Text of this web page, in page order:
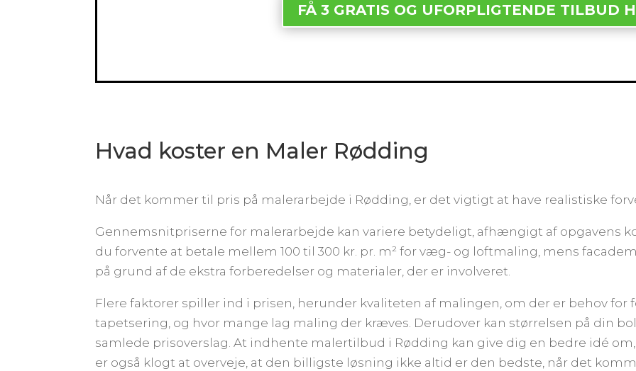
FÅ 3 GRATIS OG UFORPLIGTENDE TILBUD
Hvad koster en Maler Rødding
Når det kommer til pris på malerarbejde i Rødding, er det vigtigt at have realistiske
Gennemsnitpriserne for malerarbejde kan variere betydeligt, afhængigt af opgavens
du forvente at betale mellem 100 til 300 kr. pr. m² for væg- og loftmaling, mens
på grund af de ekstra forberedelser og materialer, der er involveret.
Flere faktorer spiller ind i prisen, herunder kvaliteten af malingen, om der er behov for
tapetsering, og hvor mange lag maling der kræves. Derudover kan størrelsen på din
samlede prisoverslag. At indhente malertilbud i Rødding kan give dig en bedre idé
er også klogt at overveje, at den billigste løsning ikke altid er den bedste, når det